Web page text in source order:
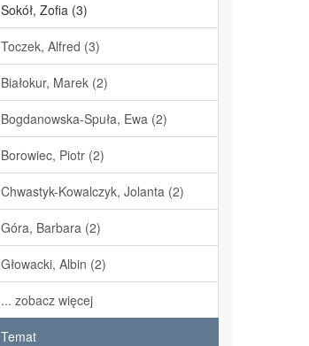
Sokół, Zofia (3)
Toczek, Alfred (3)
Białokur, Marek (2)
Bogdanowska-Spuła, Ewa (2)
Borowiec, Piotr (2)
Chwastyk-Kowalczyk, Jolanta (2)
Góra, Barbara (2)
Głowacki, Albin (2)
... zobacz więcej
Temat